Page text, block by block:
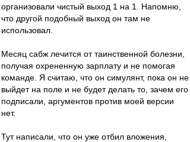
организовали чистый выход 1 на 1. Напомню,
что другой подобный выход он там не
использовал.
Месяц сабж лечится от таинственной болезни,
получая охрененную зарплату и не помогая
команде. Я считаю, что он симулянт, пока он не
выйдет на поле и не будет делать то, зачем его
подписали, аргументов против моей версии
нет.
Тут написали, что он уже отбил вложения,